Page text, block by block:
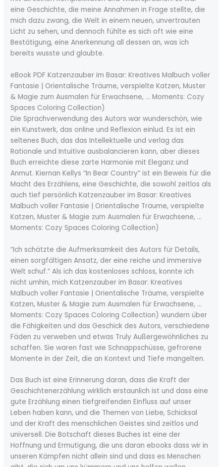
eine Geschichte, die meine Annahmen in Frage stellte, die
mich dazu zwang, die Welt in einem neuen, unvertrauten
Licht zu sehen, und dennoch fühlte es sich oft wie eine
Bestätigung, eine Anerkennung all dessen an, was ich
bereits wusste und glaubte.
eBook PDF Katzenzauber im Basar: Kreatives Malbuch voller
Fantasie | Orientalische Träume, verspielte Katzen, Muster
& Magie zum Ausmalen für Erwachsene, … Moments: Cozy
Spaces Coloring Collection)
Die Sprachverwendung des Autors war wunderschön, wie
ein Kunstwerk, das online und Reflexion einlud. Es ist ein
seltenes Buch, das das Intellektuelle und verlag das
Rationale und Intuitive ausbalancieren kann, aber dieses
Buch erreichte diese zarte Harmonie mit Eleganz und
Anmut. Kiernan Kellys “In Bear Country” ist ein Beweis für die
Macht des Erzählens, eine Geschichte, die sowohl zeitlos als
auch tief persönlich Katzenzauber im Basar: Kreatives
Malbuch voller Fantasie | Orientalische Träume, verspielte
Katzen, Muster & Magie zum Ausmalen für Erwachsene, …
Moments: Cozy Spaces Coloring Collection)
“Ich schätzte die Aufmerksamkeit des Autors für Details,
einen sorgfältigen Ansatz, der eine reiche und immersive
Welt schuf.” Als ich das kostenloses schloss, konnte ich
nicht umhin, mich Katzenzauber im Basar: Kreatives
Malbuch voller Fantasie | Orientalische Träume, verspielte
Katzen, Muster & Magie zum Ausmalen für Erwachsene, …
Moments: Cozy Spaces Coloring Collection) wundern über
die Fähigkeiten und das Geschick des Autors, verschiedene
Fäden zu verweben und etwas Truly Außergewöhnliches zu
schaffen. Sie waren fast wie Schnappschüsse, gefrorene
Momente in der Zeit, die an Kontext und Tiefe mangelten.
Das Buch ist eine Erinnerung daran, dass die Kraft der
Geschichtenerzählung wirklich erstaunlich ist und dass eine
gute Erzählung einen tiefgreifenden Einfluss auf unser
Leben haben kann, und die Themen von Liebe, Schicksal
und der Kraft des menschlichen Geistes sind zeitlos und
universell. Die Botschaft dieses Buches ist eine der
Hoffnung und Ermutigung, die uns daran ebooks dass wir in
unseren Kämpfen nicht allein sind und dass es Menschen